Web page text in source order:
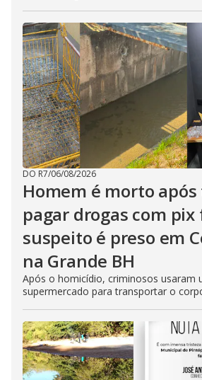
DO R7/06/08/2026
Homem é morto
pagar drogas com pix
suspeito é preso em
na Grande BH
Após o homicídio, criminosos usaram
supermercado para transportar o